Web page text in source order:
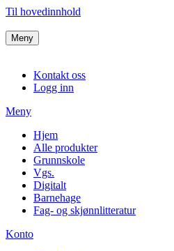
Til hovedinnhold
Meny
Kontakt oss
Logg inn
Meny
Hjem
Alle produkter
Grunnskole
Vgs.
Digitalt
Barnehage
Fag- og skjønnlitteratur
Konto